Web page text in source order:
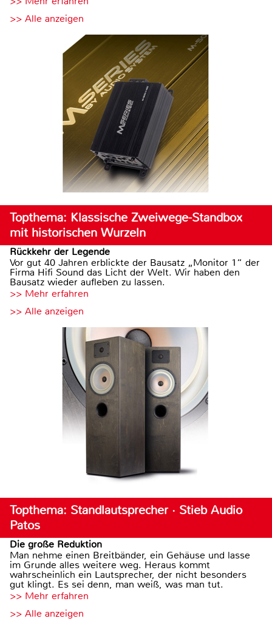
>> Alle anzeigen
Topthema: Klassische Zweiwege-Standbox
mit historischen Wurzeln
Rückkehr der Legende
Vor gut 40 Jahren erblickte der Bausatz „Monitor 1“ der
Firma Hifi Sound das Licht der Welt. Wir haben den
Bausatz wieder aufleben zu lassen.
>> Mehr erfahren
>> Alle anzeigen
Topthema: Standlautsprecher · Stieb Audio
Patos
Die große Reduktion
Man nehme einen Breitbänder, ein Gehäuse und lasse
im Grunde alles weitere weg. Heraus kommt
wahrscheinlich ein Lautsprecher, der nicht besonders
gut klingt. Es sei denn, man weiß, was man tut.
>> Mehr erfahren
>> Alle anzeigen